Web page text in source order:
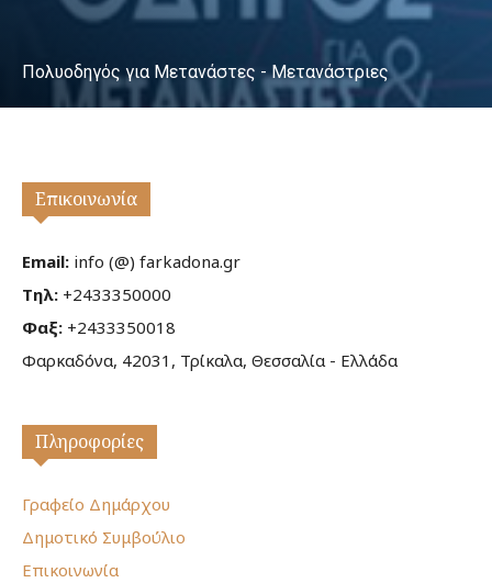
Πολυοδηγός για Μετανάστες - Μετανάστριες
Επικοινωνία
Email: info (@) farkadona.gr
Τηλ: +2433350000
Φαξ: +2433350018
Φαρκαδόνα, 42031, Τρίκαλα, Θεσσαλία - Ελλάδα
Πληροφορίες
Γραφείο Δημάρχου
Δημοτικό Συμβούλιο
Επικοινωνία